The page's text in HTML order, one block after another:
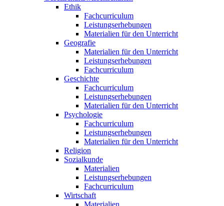
Ethik
Fachcurriculum
Leistungserhebungen
Materialien für den Unterricht
Geografie
Materialien für den Unterricht
Leistungserhebungen
Fachcurriculum
Geschichte
Fachcurriculum
Leistungserhebungen
Materialien für den Unterricht
Psychologie
Fachcurriculum
Leistungserhebungen
Materialien für den Unterricht
Religion
Sozialkunde
Materialien
Leistungserhebungen
Fachcurriculum
Wirtschaft
Materialien